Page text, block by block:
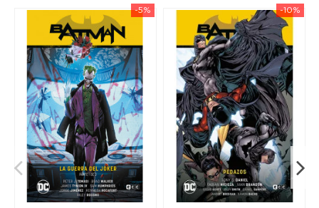
en estado de gracia para dar forma a Un día de
estos como nadie más podría haberlo hecho. Este
recopilatorio contiene los números 33 al 37 de la
actual serie de Batman, aparte del segundo Annual
correspondiente a esta.
Orden en Batman Saga: Camino al altar 1.
-5% -10%